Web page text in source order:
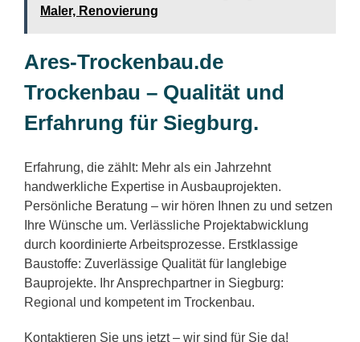
Maler, Renovierung
Ares-Trockenbau.de
Trockenbau – Qualität und
Erfahrung für Siegburg.
Erfahrung, die zählt: Mehr als ein Jahrzehnt
handwerkliche Expertise in Ausbauprojekten.
Persönliche Beratung – wir hören Ihnen zu und setzen
Ihre Wünsche um. Verlässliche Projektabwicklung
durch koordinierte Arbeitsprozesse. Erstklassige
Baustoffe: Zuverlässige Qualität für langlebige
Bauprojekte. Ihr Ansprechpartner in Siegburg:
Regional und kompetent im Trockenbau.
Kontaktieren Sie uns jetzt – wir sind für Sie da!